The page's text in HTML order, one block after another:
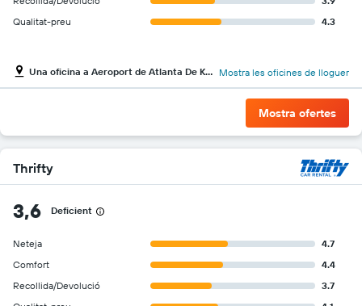
Qualitat-preu
4.3
Una oficina a Aeroport de Atlanta De Kalb/Peachtree Mostra les oficines de lloguer
Mostra ofertes
Thrifty
3,6 Deficient
Neteja
4.7
Comfort
4.4
Recollida/Devolució
3.7